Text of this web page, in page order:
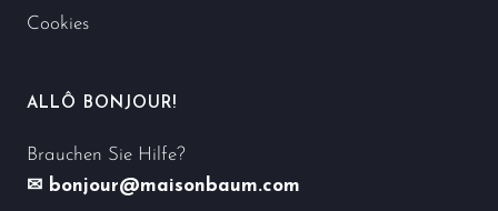
Cookies
ALLÔ BONJOUR!
Brauchen Sie Hilfe?
✉ bonjour@maisonbaum.com